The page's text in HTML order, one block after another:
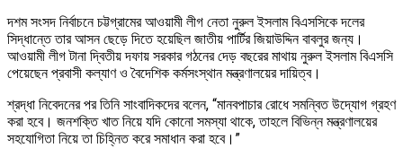
দশম সংসদ নির্বাচনে চট্টগ্রামের আওয়ামী লীগ নেতা নুরুল ইসলাম বিএসসিকে দলের
সিদ্ধান্তে তার আসন ছেড়ে দিতে হয়েছিল জাতীয় পার্টির জিয়াউদ্দিন বাবলুর জন্য।
আওয়ামী লীগ টানা দ্বিতীয় দফায় সরকার গঠনের দেড় বছরের মাথায় নুরুল ইসলাম বিএসসি
পেয়েছেন প্রবাসী কল্যাণ ও বৈদেশিক কর্মসংস্থান মন্ত্রণালয়ের দায়িত্ব।
শ্রদ্ধা নিবেদনের পর তিনি সাংবাদিকদের বলেন, “মানবপাচার রোধে সমন্বিত উদ্যোগ গ্রহণ
করা হবে। জনশক্তি খাত নিয়ে যদি কোনো সমস্যা থাকে, তাহলে বিভিন্ন মন্ত্রণালয়ের
সহযোগিতা নিয়ে তা চিহ্নিত করে সমাধান করা হবে।”